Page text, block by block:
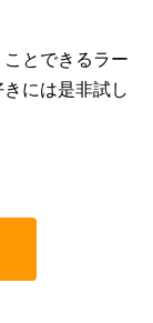
とできるラー
には是非試し